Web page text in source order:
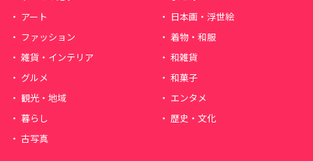
アート
日本画・浮世絵
ファッション
着物・和服
雑貨・インテリア
和雑貨
グルメ
和菓子
観光・地域
エンタメ
暮らし
歴史・文化
古写真